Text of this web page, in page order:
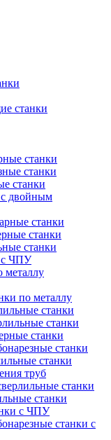
станки
станки
станки
станки
двойным
станки
станки
станки
с ЧПУ
металлу
по металлу
станки
станки
станки
станки
станки
труб
станки
станки
с ЧПУ
станки с